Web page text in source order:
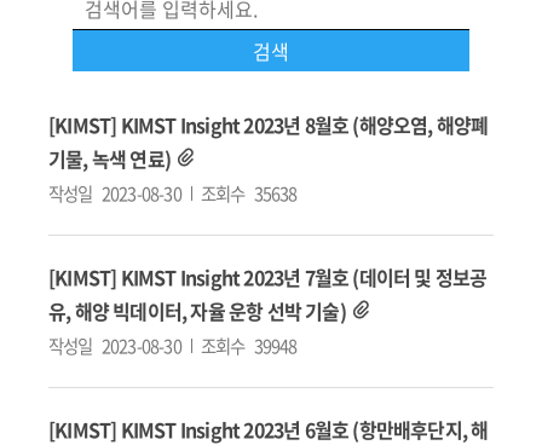
[KIMST] KIMST Insight 2023년 8월호 (해양오염, 해양폐
기물, 녹색 연료)
작성일 2023-08-30 조회수 35638
[KIMST] KIMST Insight 2023년 7월호 (데이터 및 정보공
유, 해양 빅데이터, 자율 운항 선박 기술)
작성일 2023-08-30 조회수 39948
[KIMST] KIMST Insight 2023년 6월호 (항만배후단지, 해